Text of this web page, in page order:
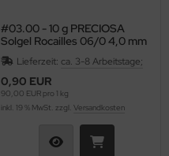
#03.00 - 10 g PRECIOSA
Solgel Rocailles 06/0 4,0 mm
- Opal Sapphire
Lieferzeit: ca. 3-8 Arbeitstage;
0,90 EUR
90,00 EUR pro 1 kg
inkl. 19 % MwSt. zzgl. Versandkosten